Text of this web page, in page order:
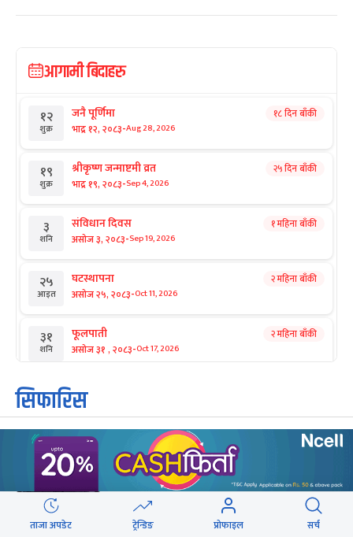
आगामी बिदाहरु
१२
शुक्र
जनै पूर्णिमा
भाद्र १२, २०८३-Aug 28, 2026
१८ दिन बाँकी
१९
शुक्र
श्रीकृष्ण जन्माष्टमी व्रत
भाद्र १९, २०८३-Sep 4, 2026
२५ दिन बाँकी
३
शनि
संविधान दिवस
असोज ३, २०८३-Sep 19, 2026
१ महिना बाँकी
२५
आइत
घटस्थापना
असोज २५, २०८३-Oct 11, 2026
२ महिना बाँकी
३१
शनि
फूलपाती
असोज ३१ , २०८३-Oct 17, 2026
२ महिना बाँकी
१
आइत
कार्तिक सङ्क्रान्ति
कार्तिक १, २०८३
३
मंगल
महानवमी
कार्तिक ३, २०८३-Oct 20, 2026
२ महिना बाँकी
४
बुध -Oct 21, 2026
२ महिना बाँकी
सिफारिस
प्रधानमन्त्रीकै नजरमा यस्तो रह्यो ४
महिने कार्यकाल
सेनाको नाइटभिजन हेलिकप्टर :
ताजा अपडेट ट्रेन्डिङ प्रोफाइल सर्च